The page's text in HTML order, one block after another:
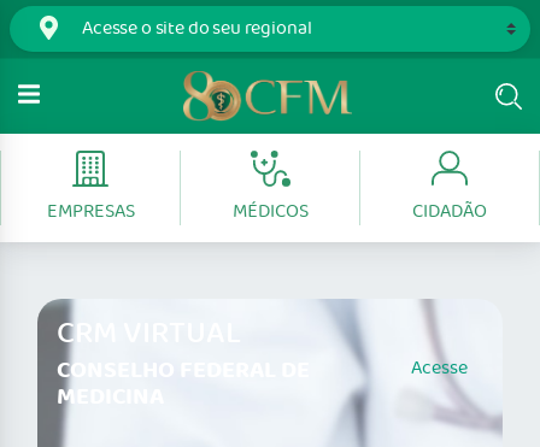
EMPRESAS MÉDICOS CIDADÃO
CRM VIRTUAL
CONSELHO FEDERAL DE
MEDICINA
Acesse